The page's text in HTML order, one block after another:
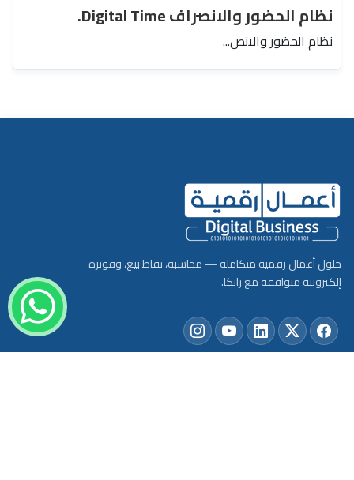
نظام الحضور والانصراف Digital Time.
نظام الحضور والانص...
حلول أعمال رقمية متكاملة — محاسبة، نقاط بيع، وفوترة
إلكترونية متوافقة مع زاتكا.